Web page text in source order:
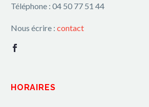
Téléphone : 04 50 77 51 44
Nous écrire : contact
HORAIRES